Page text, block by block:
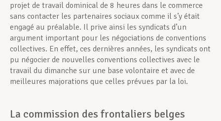
projet de travail dominical de 8 heures dans le commerce
sans contacter les partenaires sociaux comme il s’y était
engagé au préalable. Il prive ainsi les syndicats d’un
argument important pour les négociations de conventions
collectives. En effet, ces dernières années, les syndicats ont
pu négocier de nouvelles conventions collectives avec le
travail du dimanche sur une base volontaire et avec de
meilleures majorations que celles prévues par la loi.
La commission des frontaliers belges